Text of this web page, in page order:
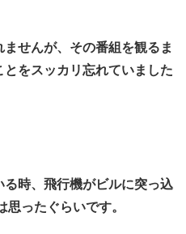
せんが、その番組を観るま
をスッカリ忘れていました
時、飛行機がビルに突っ込
ったぐらいです。